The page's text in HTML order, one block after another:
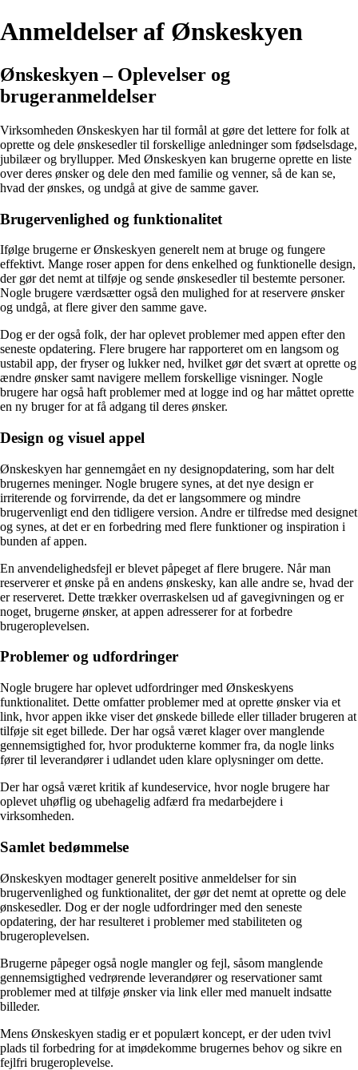
Anmeldelser af Ønskeskyen
Ønskeskyen – Oplevelser og
brugeranmeldelser
Virksomheden Ønskeskyen har til formål at gøre det lettere for folk at
oprette og dele ønskesedler til forskellige anledninger som fødselsdage,
jubilæer og bryllupper. Med Ønskeskyen kan brugerne oprette en liste
over deres ønsker og dele den med familie og venner, så de kan se,
hvad der ønskes, og undgå at give de samme gaver.
Brugervenlighed og funktionalitet
Ifølge brugerne er Ønskeskyen generelt nem at bruge og fungere
effektivt. Mange roser appen for dens enkelhed og funktionelle design,
der gør det nemt at tilføje og sende ønskesedler til bestemte personer.
Nogle brugere værdsætter også den mulighed for at reservere ønsker
og undgå, at flere giver den samme gave.
Dog er der også folk, der har oplevet problemer med appen efter den
seneste opdatering. Flere brugere har rapporteret om en langsom og
ustabil app, der fryser og lukker ned, hvilket gør det svært at oprette og
ændre ønsker samt navigere mellem forskellige visninger. Nogle
brugere har også haft problemer med at logge ind og har måttet oprette
en ny bruger for at få adgang til deres ønsker.
Design og visuel appel
Ønskeskyen har gennemgået en ny designopdatering, som har delt
brugernes meninger. Nogle brugere synes, at det nye design er
irriterende og forvirrende, da det er langsommere og mindre
brugervenligt end den tidligere version. Andre er tilfredse med designet
og synes, at det er en forbedring med flere funktioner og inspiration i
bunden af appen.
En anvendelighedsfejl er blevet påpeget af flere brugere. Når man
reserverer et ønske på en andens ønskesky, kan alle andre se, hvad der
er reserveret. Dette trækker overraskelsen ud af gavegivningen og er
noget, brugerne ønsker, at appen adresserer for at forbedre
brugeroplevelsen.
Problemer og udfordringer
Nogle brugere har oplevet udfordringer med Ønskeskyens
funktionalitet. Dette omfatter problemer med at oprette ønsker via et
link, hvor appen ikke viser det ønskede billede eller tillader brugeren at
tilføje sit eget billede. Der har også været klager over manglende
gennemsigtighed for, hvor produkterne kommer fra, da nogle links
fører til leverandører i udlandet uden klare oplysninger om dette.
Der har også været kritik af kundeservice, hvor nogle brugere har
oplevet uhøflig og ubehagelig adfærd fra medarbejdere i
virksomheden.
Samlet bedømmelse
Ønskeskyen modtager generelt positive anmeldelser for sin
brugervenlighed og funktionalitet, der gør det nemt at oprette og dele
ønskesedler. Dog er der nogle udfordringer med den seneste
opdatering, der har resulteret i problemer med stabiliteten og
brugeroplevelsen.
Brugerne påpeger også nogle mangler og fejl, såsom manglende
gennemsigtighed vedrørende leverandører og reservationer samt
problemer med at tilføje ønsker via link eller med manuelt indsatte
billeder.
Mens Ønskeskyen stadig er et populært koncept, er der uden tvivl
plads til forbedring for at imødekomme brugernes behov og sikre en
fejlfri brugeroplevelse.